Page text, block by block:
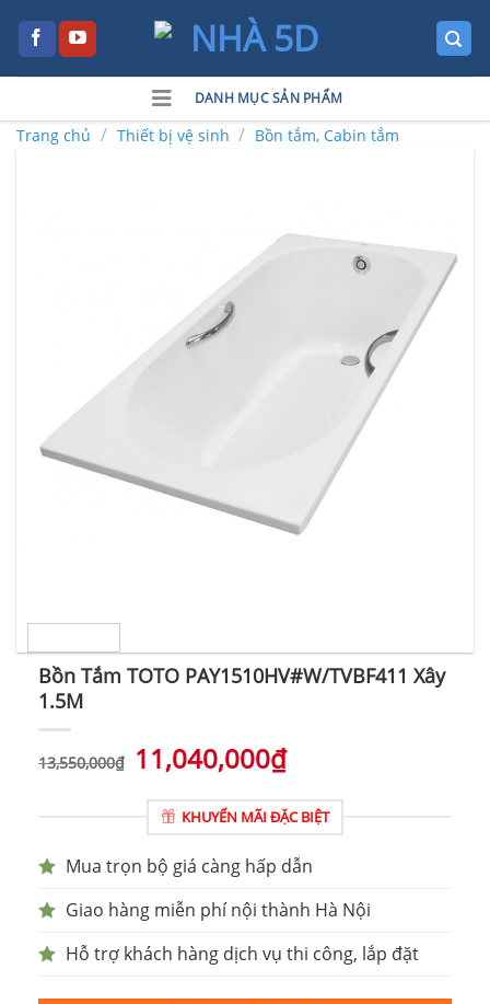
DANH MỤC SẢN PHẨM
Trang chủ / Thiết bị vệ sinh / Bồn tắm, Cabin tắm
Bồn Tắm TOTO PAY1510HV#W/TVBF411 Xây
1.5M
13,550,000₫ 11,040,000₫
KHUYẾN MÃI ĐẶC BIỆT
Mua trọn bộ giá càng hấp dẫn
Giao hàng miễn phí nội thành Hà Nội
Hỗ trợ khách hàng dịch vụ thi công, lắp đặt